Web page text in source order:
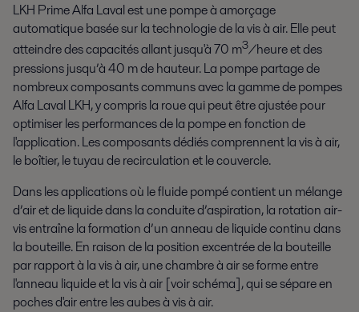
LKH Prime Alfa Laval est une pompe à amorçage
automatique basée sur la technologie de la vis à air. Elle peut
atteindre des capacités allant jusqu'à 70 m3/heure et des
pressions jusqu’à 40 m de hauteur. La pompe partage de
nombreux composants communs avec la gamme de pompes
Alfa Laval LKH, y compris la roue qui peut être ajustée pour
optimiser les performances de la pompe en fonction de
l'application. Les composants dédiés comprennent la vis à air,
le boîtier, le tuyau de recirculation et le couvercle.
Dans les applications où le fluide pompé contient un mélange
d’air et de liquide dans la conduite d’aspiration, la rotation air-
vis entraîne la formation d’un anneau de liquide continu dans
la bouteille. En raison de la position excentrée de la bouteille
par rapport à la vis à air, une chambre à air se forme entre
l'anneau liquide et la vis à air [voir schéma], qui se sépare en
poches d'air entre les aubes à vis à air.